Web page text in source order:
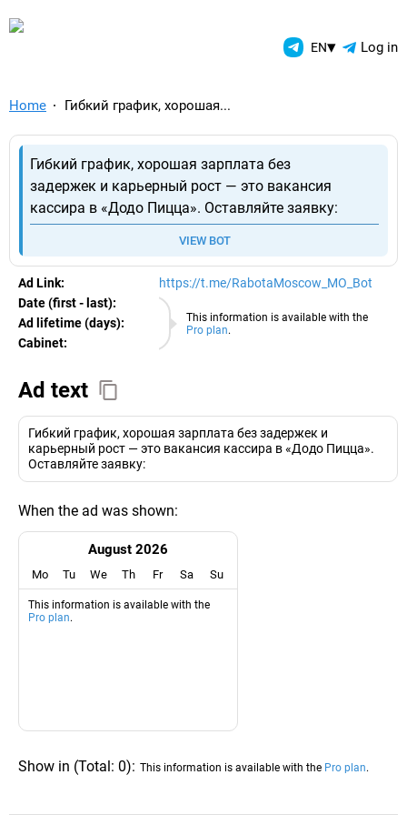
TelegramAds.com — EN▾ Log in
Home Гибкий график, хорошая...
Гибкий график, хорошая зарплата без
задержек и карьерный рост — это вакансия
кассира в «Додо Пицца». Оставляйте заявку:
VIEW BOT
Ad Link: https://t.me/RabotaMoscow_MO_Bot
This information is available with the
Pro plan.
Date (first - last):
07.08.2026
Ad lifetime (days):
Cabinet:
EURO
Ad text
Гибкий график, хорошая зарплата без задержек и
карьерный рост — это вакансия кассира в «Додо Пицца».
Оставляйте заявку:
When the ad was shown:
August 2026
Mo Tu We Th Fr Sa Su
This information is available with the
Pro plan.
Show in (Total: 0): This information is available with the Pro plan.